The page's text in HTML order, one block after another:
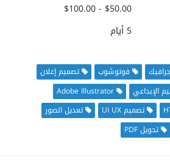
$50.00 - $100.00
5 أيام
فوتوشوب
تصميم إعلان
الإبداعي
Adobe Illustrator
تصميم UI UX
تعديل الصور
تحويل PDF